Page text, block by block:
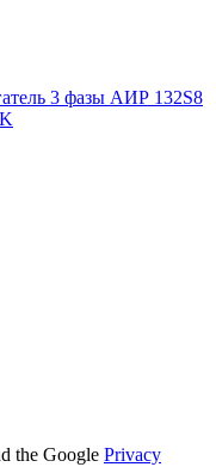
3 фазы АИР 132S8
the Google Privacy